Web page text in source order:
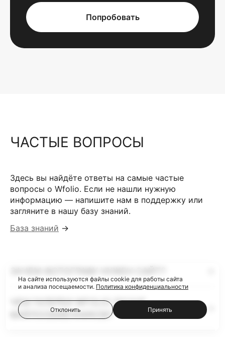
Попробовать
ЧАСТЫЕ ВОПРОСЫ
Здесь вы найдёте ответы на самые частые
вопросы о Wfolio. Если не нашли нужную
информацию — напишите нам в поддержку или
загляните в нашу базу знаний.
База знаний →
ЧЕМ ГАЛЕРЕИ WFOLIO ЛУЧШЕ
ФАЙЛООБМЕННИКОВ?
На сайте используются файлы cookie для работы сайта
и анализа посещаемости. Политика конфиденциальности
Отклонить Принять